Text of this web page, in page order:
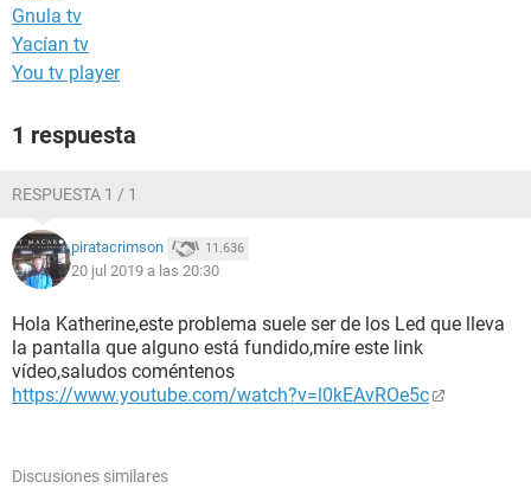
Gnula tv
Yacían tv
You tv player
1 respuesta
RESPUESTA 1 / 1
piratacrimson 11.636
20 jul 2019 a las 20:30
Hola Katherine,este problema suele ser de los Led que lleva
la pantalla que alguno está fundido,míre este link
vídeo,saludos coméntenos
https://www.youtube.com/watch?v=l0kEAvROe5c
Discusiones similares